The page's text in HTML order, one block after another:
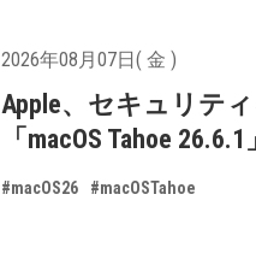
2026年08月07日( 金 )
Apple、セキュリテ
「macOS Tahoe
#macOS26 #macOSTahoe